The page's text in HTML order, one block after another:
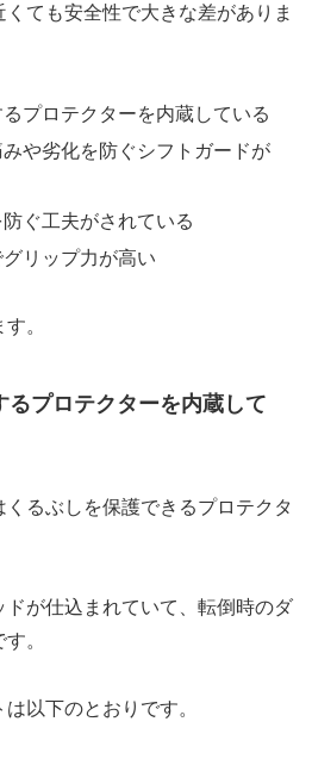
ても安全性で大きな差がありま
プロテクターを内蔵している
や劣化を防ぐシフトガードが
ぐ工夫がされている
リップ力が高い
。
るプロテクターを内蔵して
るぶしを保護できるプロテクタ
が仕込まれていて、転倒時のダ
。
以下のとおりです。